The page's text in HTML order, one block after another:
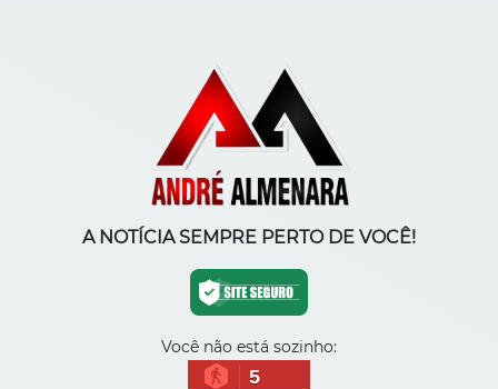
A NOTÍCIA SEMPRE PERTO DE VOCÊ!
Você não está sozinho:
5